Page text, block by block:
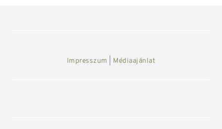
Impresszum Médiaajánlat